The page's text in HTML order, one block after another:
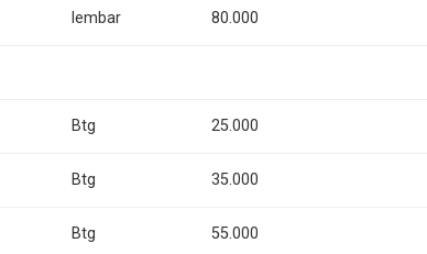
lembar 80.000
Btg 25.000
Btg 35.000
Btg 55.000